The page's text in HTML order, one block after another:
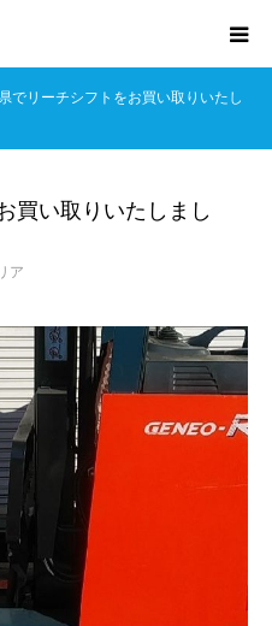
でリーチシフトをお買い取りいたし
買い取りいたしまし
ア